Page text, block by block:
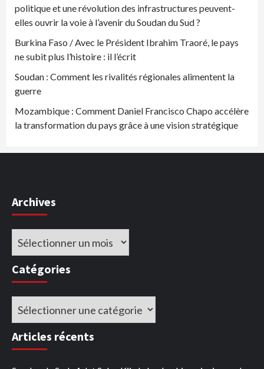
politique et une révolution des infrastructures peuvent-
elles ouvrir la voie à l’avenir du Soudan du Sud ?
Burkina Faso / Avec le Président Ibrahim Traoré, le pays
ne subit plus l’histoire : il l’écrit
Soudan : Comment les rivalités régionales alimentent la
guerre
Mozambique : Comment Daniel Francisco Chapo accélère
la transformation du pays grâce à une vision stratégique
Archives
Archives
Catégories
Catégories
Articles récents